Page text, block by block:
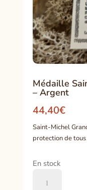
Médaille
– Argent
44,40€
Saint-Michel
protection de
En stock